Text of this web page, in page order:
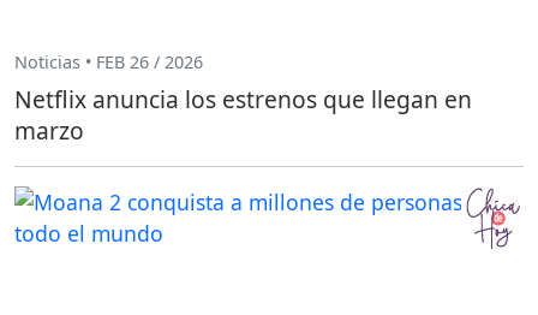
Noticias • FEB 26 / 2026
Netflix anuncia los estrenos que llegan en
marzo